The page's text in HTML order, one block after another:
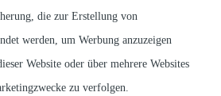
die zur Erstellung von
werden, um Werbung anzuzeigen
Website oder über mehrere Websites
zu verfolgen.